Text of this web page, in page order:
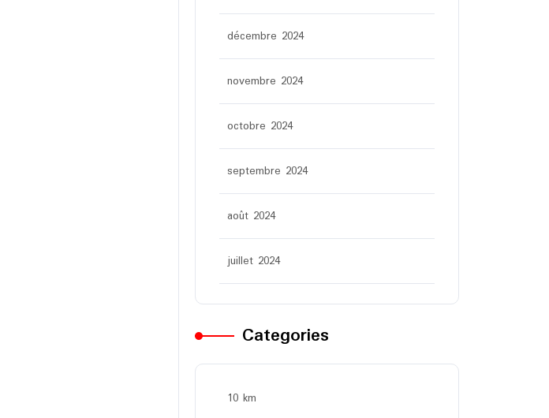
décembre 2024
novembre 2024
octobre 2024
septembre 2024
août 2024
juillet 2024
Categories
10 km